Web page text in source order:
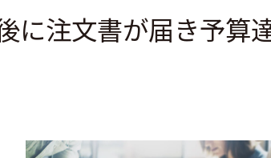
に注文書が届き予算